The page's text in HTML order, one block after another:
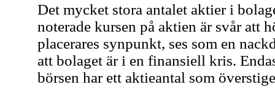
Det mycket stora antalet aktier i
noterade kursen på aktien är svår att
placerares synpunkt, ses som en
att bolaget är i en finansiell kris.
börsen har ett aktieantal som